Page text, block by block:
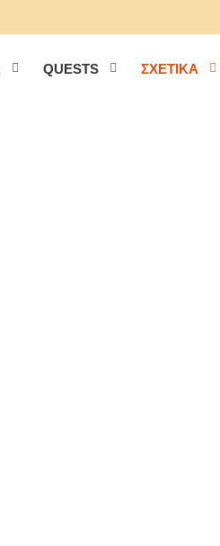
QUESTS ΣΧΕΤΙΚΑ